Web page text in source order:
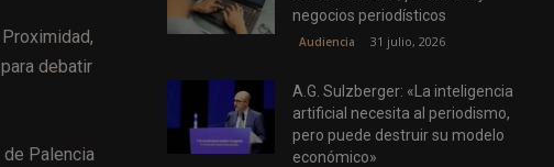
debatir
de Palencia
negocios periodísticos
Audiencia 31 julio, 2026
A.G. Sulzberger: «La inteligencia
artificial necesita al periodismo,
pero puede destruir su modelo
económico»